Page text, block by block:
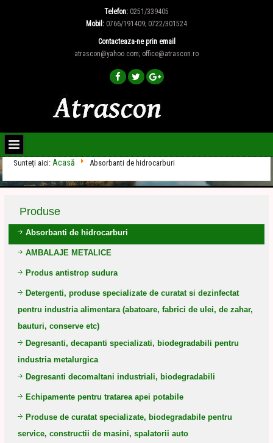
Telefon: 0251/339405
Mobil: 0766/191409; 0722/301524
Contacteaza-ne prin email
atrascon@yahoo.com; office@atrascon.ro
Sunteți aici: Acasă Absorbanti de hidrocarburi
Produse
Absorbanti de hidrocarburi
AMBALAJE METALICE
Produs antistrop sudura
Detergenti, produse specializate de curatat si dezinfectat
pentru industria alimentara (abatoare, fabrici de ulei, de zahar,
bauturi, conserve etc)
Degresanti, decapanti specializati, biodegradabili pentru
industria metalurgica
Degresanti decomaltani industriali, biodegradabili
Echipamente pentru tratarea apei potabile
Produse de curatat specializate, biodegradabile pentru
service, constructii de masini, spalatorii auto